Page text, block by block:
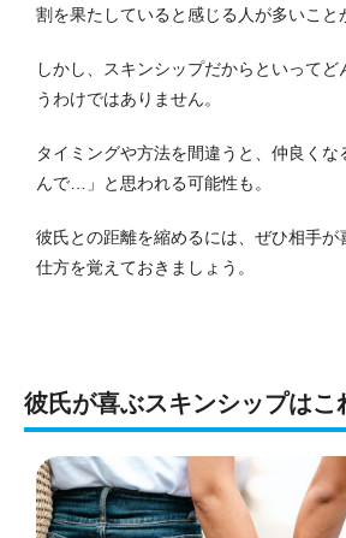
割を果たしていると感じる人が多いこと
しかし、スキンシップだからといって
うわけではありません。
タイミングや方法を間違うと、仲良くな
んで…」と思われる可能性も。
彼氏との距離を縮めるには、ぜひ相手が
仕方を覚えておきましょう。
彼氏が喜ぶスキンシップはこ